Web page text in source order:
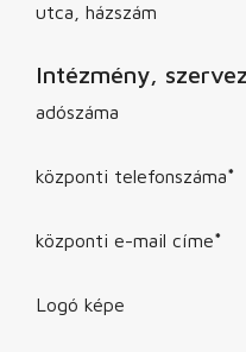
utca, házszám
Intézmény,
adószáma
központi telefonszáma*
központi e-mail címe*
Logó képe